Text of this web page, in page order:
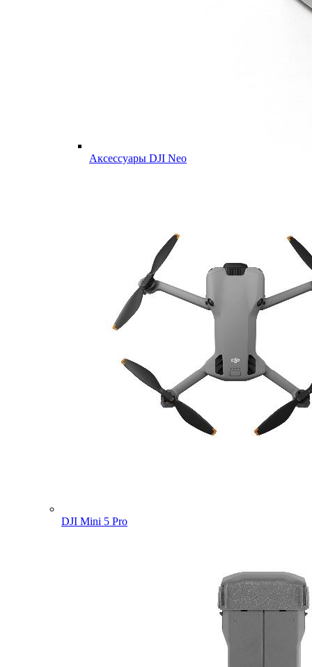
Аксессуары DJI Neo
DJI Mini 5 Pro